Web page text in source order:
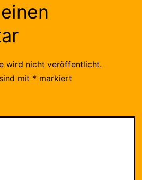
wird nicht veröffentlicht.
mit * markiert